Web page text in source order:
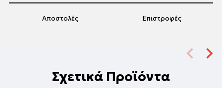
Αποστολές Επιστροφές
Σχετικά Προϊόντα